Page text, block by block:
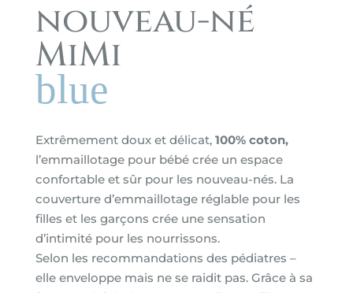
nouveau-né
MiMi
blue
Extrêmement doux et délicat, 100% coton,
l’emmaillotage pour bébé crée un espace
confortable et sûr pour les nouveau-nés. La
couverture d’emmaillotage réglable pour les
filles et les garçons crée une sensation
d’intimité pour les nourrissons.
Selon les recommandations des pédiatres –
elle enveloppe mais ne se raidit pas. Grâce à sa